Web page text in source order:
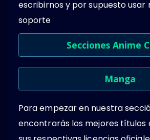
escribirnos y por supuesto usar
soporte
Secciones Anime
Manga
Para empezar en nuestra
encontrarás los mejores títulos